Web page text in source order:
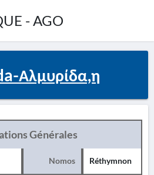
- AGO
Αλμυρίδα,η
Générales
Nomos Réthymnon